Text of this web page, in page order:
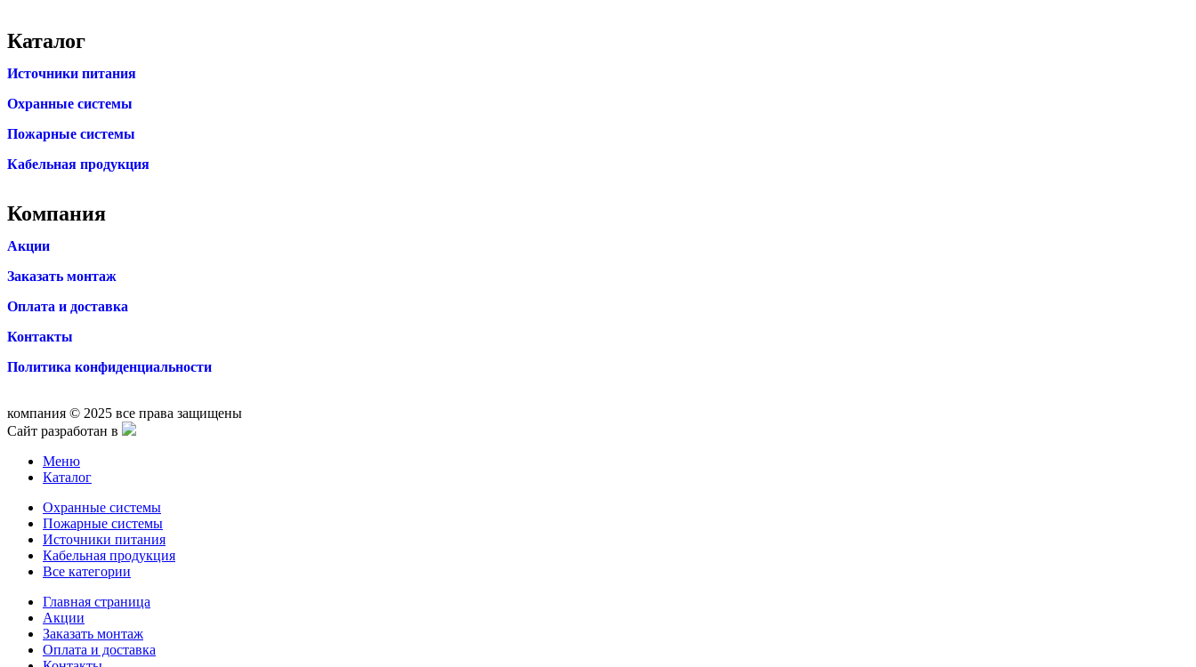
Каталог
Источники питания
Охранные системы
Пожарные системы
Кабельная продукция
Компания
Акции
Заказать монтаж
Оплата и доставка
Контакты
Политика конфиденциальности
компания © 2025 все права защищены
Сайт разработан в
Меню
Каталог
Охранные системы
Пожарные системы
Источники питания
Кабельная продукция
Все категории
Главная страница
Акции
Заказать монтаж
Оплата и доставка